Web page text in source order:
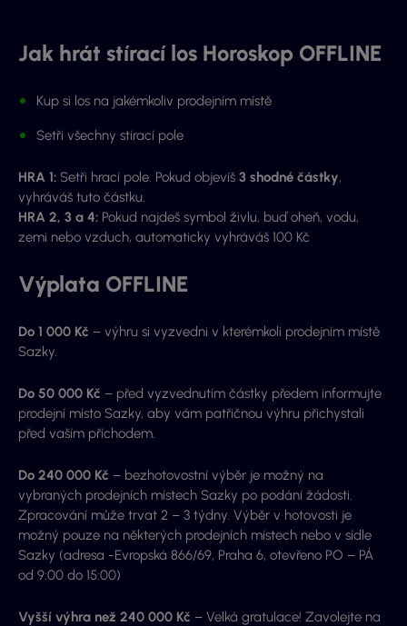
Jak hrát stírací los Horoskop OFFLINE
Kup si los na jakémkoliv prodejním místě
Setři všechny stírací pole
HRA 1: Setři hrací pole. Pokud objevíš 3 shodné částky,
vyhráváš tuto částku.
HRA 2, 3 a 4: Pokud najdeš symbol živlu, buď oheň, vodu,
zemi nebo vzduch, automaticky vyhráváš 100 Kč
Výplata OFFLINE
Do 1 000 Kč – výhru si vyzvedni v kterémkoli prodejním místě
Sazky.
Do 50 000 Kč – před vyzvednutím částky předem informujte
prodejní místo Sazky, aby vám patřičnou výhru přichystali
před vaším příchodem.
Do 240 000 Kč – bezhotovostní výběr je možný na
vybraných prodejních místech Sazky po podání žádosti.
Zpracování může trvat 2 – 3 týdny. Výběr v hotovosti je
možný pouze na některých prodejních místech nebo v sídle
Sazky (adresa -Evropská 866/69, Praha 6, otevřeno PO – PÁ
od 9:00 do 15:00)
Vyšší výhra než 240 000 Kč – Velká gratulace! Zavolejte na